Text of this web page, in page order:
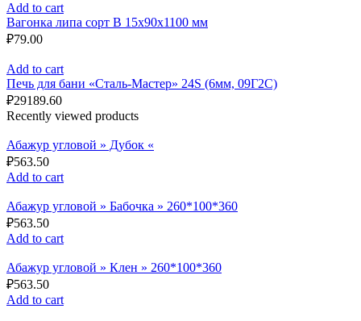
Add to cart
Вагонка липа сорт B 15x90x1100 мм
₽79.00
Add to cart
Печь для бани «Сталь-Мастер» 24S (6мм, 09Г2С)
₽29189.60
Recently viewed products
Абажур угловой » Дубок «
₽563.50
Add to cart
Абажур угловой » Бабочка » 260*100*360
₽563.50
Add to cart
Абажур угловой » Клен » 260*100*360
₽563.50
Add to cart